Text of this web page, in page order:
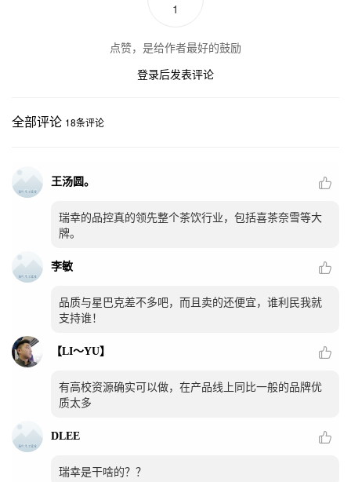
1
点赞，是给作者最好的鼓励
登录后发表评论
全部评论 18条评论
王汤圆。
瑞幸的品控真的领先整个茶饮行业，包括喜茶奈雪等大
牌。
李敏
品质与星巴克差不多吧，而且卖的还便宜，谁利民我就
支持谁！
【LI～YU】
有高校资源确实可以做，在产品线上同比一般的品牌优
质太多
DLEE
瑞幸是干啥的？？